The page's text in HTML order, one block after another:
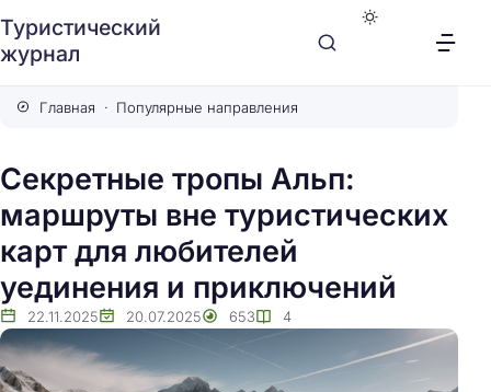
Туристический
журнал
Главная Популярные направления
Секретные тропы Альп:
маршруты вне туристических
карт для любителей
уединения и приключений
22.11.2025 20.07.2025 653 4